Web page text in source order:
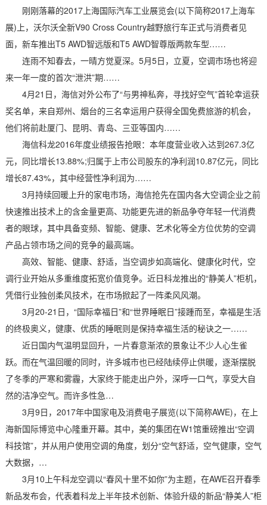
刚刚落幕的2017上海国际汽车工业展览会(以下简称2017上海车
展)上，沃尔沃全新V90 Cross Country越野旅行车正式与消费者见
面，新车推出T5 AWD智远版和T5 AWD智尊版两款车型……
连雨不知春去，一晴方觉夏深。5月5日，立夏，空调市场也将迎
来一年一度的首次“泄洪”期……
4月21日，海信对外公布了“与男神私奔，寻找好空气”首轮幸运获
奖名单，来自郑州、烟台的三名幸运用户获得全国免费旅游的机会，
他们将前赴厦门、昆明、青岛、三亚等国内……
海信科龙2016年度业绩报告抢眼：本年度营业收入达到267.3亿
元，同比增长13.88%;归属于上市公司股东的净利润10.87亿元，同比
增长87.43%，其中经营性净利润为……
3月持续回暖上升的家电市场，海信抢先在国内各大空调企业之前
快速推出技术上的含金量更高、功能更先进的新品争夺年轻一代消费
者的眼球，其中具备变频、智能、健康、艺术化等全方位优势的空调
产品占领市场之间的竞争的最高端。
高效、智能、健康、舒适，当空调步如高端化、健康化时代，空
调行业开始从多重维度拓宽价值竞争。近日科龙推出的“静美人”柜机，
凭借行业独创柔风技术，在市场掀起了一阵柔风风潮。
3月20-21日，“国际幸福日”和“世界睡眠日”接踵而至，幸福是生活
的终极奥义，健康、优质的睡眠则是保持幸福生活的秘诀之一……
近日国内气温明显回升，一片春意渐浓的景象让不少人心生雀
跃。而在气温回暖的同时，许多城市也已经陆续停止供暖，逐渐摆脱
了冬季的严寒和雾霾，大家终于能走出户外，深呼一口气，享受大自
然的洁净空气。而许多性急…
3月9日，2017年中国家电及消费电子展览(以下简称AWE)，在上
海新国际博览中心隆重开幕。其中，美的集团在W1馆重磅推出“空调
科技馆”，并从用户使用空调的角度，划分“空气舒适，空气健康，空气
大数据，…
3月10上午科龙空调以“春风十里不如你”为主题，在AWE召开春季
新品发布会，代表着科龙上半年技术创新、体验升级的新品“静美人”柜